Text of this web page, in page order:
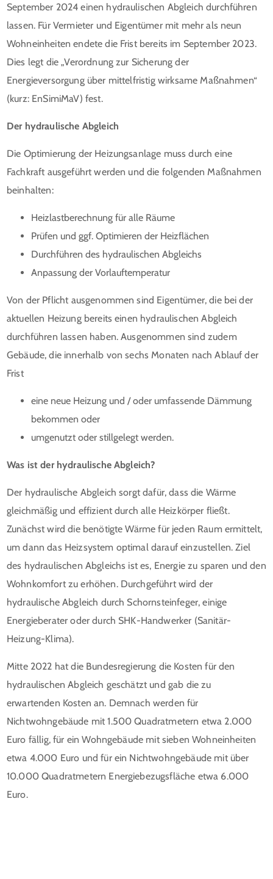
September 2024 einen hydraulischen Abgleich durchführen
lassen. Für Vermieter und Eigentümer mit mehr als neun
Wohneinheiten endete die Frist bereits im September 2023.
Dies legt die „Verordnung zur Sicherung der
Energieversorgung über mittelfristig wirksame Maßnahmen“
(kurz: EnSimiMaV) fest.
Der hydraulische Abgleich
Die Optimierung der Heizungsanlage muss durch eine
Fachkraft ausgeführt werden und die folgenden Maßnahmen
beinhalten:
Heizlastberechnung für alle Räume
Prüfen und ggf. Optimieren der Heizflächen
Durchführen des hydraulischen Abgleichs
Anpassung der Vorlauftemperatur
Von der Pflicht ausgenommen sind Eigentümer, die bei der
aktuellen Heizung bereits einen hydraulischen Abgleich
durchführen lassen haben. Ausgenommen sind zudem
Gebäude, die innerhalb von sechs Monaten nach Ablauf der
Frist
eine neue Heizung und / oder umfassende Dämmung
bekommen oder
umgenutzt oder stillgelegt werden.
Was ist der hydraulische Abgleich?
Der hydraulische Abgleich sorgt dafür, dass die Wärme
gleichmäßig und effizient durch alle Heizkörper fließt.
Zunächst wird die benötigte Wärme für jeden Raum ermittelt,
um dann das Heizsystem optimal darauf einzustellen. Ziel
des hydraulischen Abgleichs ist es, Energie zu sparen und den
Wohnkomfort zu erhöhen. Durchgeführt wird der
hydraulische Abgleich durch Schornsteinfeger, einige
Energieberater oder durch SHK-Handwerker (Sanitär-
Heizung-Klima).
Mitte 2022 hat die Bundesregierung die Kosten für den
hydraulischen Abgleich geschätzt und gab die zu
erwartenden Kosten an. Demnach werden für
Nichtwohngebäude mit 1.500 Quadratmetern etwa 2.000
Euro fällig, für ein Wohngebäude mit sieben Wohneinheiten
etwa 4.000 Euro und für ein Nichtwohngebäude mit über
10.000 Quadratmetern Energiebezugsfläche etwa 6.000
Euro.